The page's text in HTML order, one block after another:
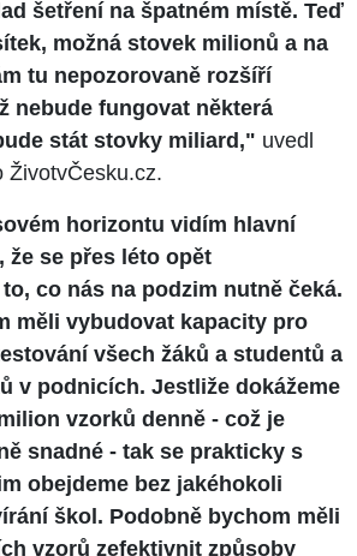
šetření na špatném místě. Teď
možná stovek milionů a na
tu nepozorovaně rozšíří
nebude fungovat některá
stát stovky miliard," uvedl
ŽivotvČesku.cz.
horizontu vidím hlavní
že se přes léto opět
co nás na podzim nutně čeká.
měli vybudovat kapacity pro
všech žáků a studentů a
v podnicích. Jestliže dokážeme
vzorků denně - což je
snadné - tak se prakticky s
obejdeme bez jakéhokoli
škol. Podobně bychom měli
vzorů zefektivnit způsoby